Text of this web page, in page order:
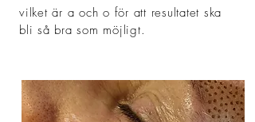
vilket är a och o för att resultatet ska
bli så bra som möjligt.